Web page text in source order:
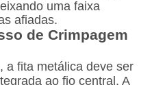
uma faixa
afiadas.
de Crimpagem
a fita metálica deve ser
ao fio central. A